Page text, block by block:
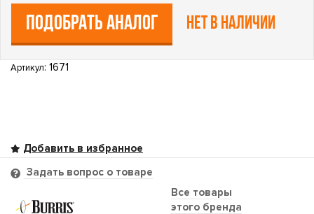
ПОДОБРАТЬ АНАЛОГ Нет в наличии
Артикул: 1671
Все товары
этого бренда
Задать вопрос о товаре